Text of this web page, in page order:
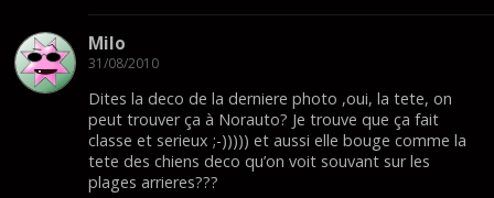
Milo
31/08/2010
Dites la deco de la derniere photo ,oui, la tete, on
peut trouver ça à Norauto? Je trouve que ça fait
classe et serieux ;-))))) et aussi elle bouge comme la
tete des chiens deco qu’on voit souvant sur les
plages arrieres???